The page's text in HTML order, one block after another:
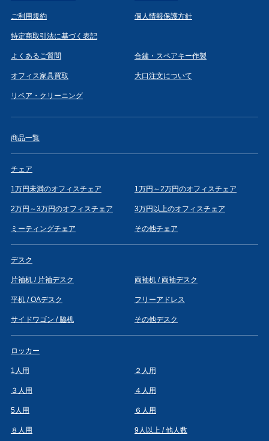
ご利用規約 個人情報保護方針
特定商取引法に基づく表記
よくあるご質問 合鍵・スペアキー作製
オフィス家具買取 大口注文について
リペア・クリーニング
商品一覧
チェア
1万円未満のオフィスチェア 1万円～2万円のオフィスチェア
2万円～3万円のオフィスチェア 3万円以上のオフィスチェア
ミーティングチェア その他チェア
デスク
片袖机 / 片袖デスク 両袖机 / 両袖デスク
平机 / OAデスク フリーアドレス
サイドワゴン / 脇机 その他デスク
ロッカー
1人用 ２人用
３人用 ４人用
5人用 ６人用
８人用 9人以上 / 他人数